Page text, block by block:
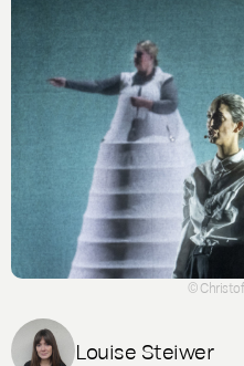
©
Louise Steiwer